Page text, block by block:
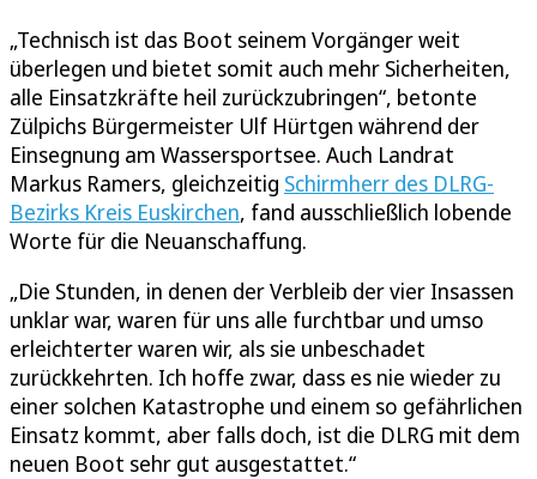
„Technisch ist das Boot seinem Vorgänger weit
überlegen und bietet somit auch mehr Sicherheiten,
alle Einsatzkräfte heil zurückzubringen“, betonte
Zülpichs Bürgermeister Ulf Hürtgen während der
Einsegnung am Wassersportsee. Auch Landrat
Markus Ramers, gleichzeitig Schirmherr des DLRG-
Bezirks Kreis Euskirchen, fand ausschließlich lobende
Worte für die Neuanschaffung.
„Die Stunden, in denen der Verbleib der vier Insassen
unklar war, waren für uns alle furchtbar und umso
erleichterter waren wir, als sie unbeschadet
zurückkehrten. Ich hoffe zwar, dass es nie wieder zu
einer solchen Katastrophe und einem so gefährlichen
Einsatz kommt, aber falls doch, ist die DLRG mit dem
neuen Boot sehr gut ausgestattet.“